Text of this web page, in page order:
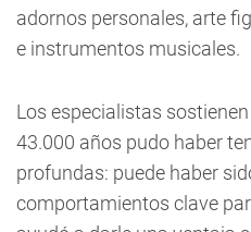
adornos personales, arte
e instrumentos musicales.
Los especialistas
43.000 años pudo haber
profundas: puede haber
comportamientos clave